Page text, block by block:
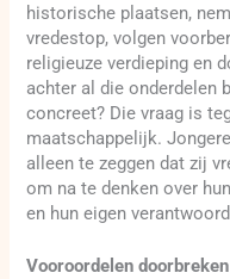
historische plaatsen,
vredestop, volgen
religieuze verdieping en
achter al die onderdelen
concreet? Die vraag is
maatschappelijk.
alleen te zeggen dat zij
om na te denken over
en hun eigen
Vooroordelen doorbreken